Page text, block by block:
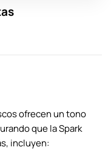
ofrecen un tono
que la Spark
incluyen: